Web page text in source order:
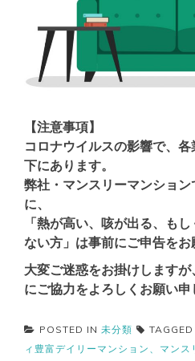
【注意事項】
コロナウイルスの影響で、
下にあります。
弊社・マンスリーマンショ
に、
「熱が高い、咳が出る、も
ない方」は事前にご申告をお
大変ご迷惑をお掛けします
にご協力をよろしくお願い
POSTED IN 未分類 TAGGED
ィ豊富デイリーマンション、マン